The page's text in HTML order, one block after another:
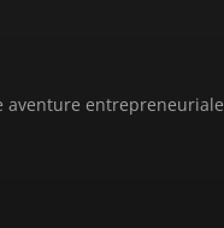
aventure entrepreneuriale